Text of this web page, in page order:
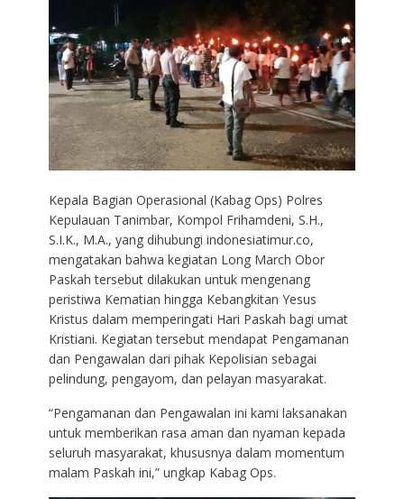
Kepala Bagian Operasional (Kabag Ops) Polres
Kepulauan Tanimbar, Kompol Frihamdeni, S.H.,
S.I.K., M.A., yang dihubungi indonesiatimur.co,
mengatakan bahwa kegiatan Long March Obor
Paskah tersebut dilakukan untuk mengenang
peristiwa Kematian hingga Kebangkitan Yesus
Kristus dalam memperingati Hari Paskah bagi umat
Kristiani. Kegiatan tersebut mendapat Pengamanan
dan Pengawalan dari pihak Kepolisian sebagai
pelindung, pengayom, dan pelayan masyarakat.
“Pengamanan dan Pengawalan ini kami laksanakan
untuk memberikan rasa aman dan nyaman kepada
seluruh masyarakat, khususnya dalam momentum
malam Paskah ini,” ungkap Kabag Ops.